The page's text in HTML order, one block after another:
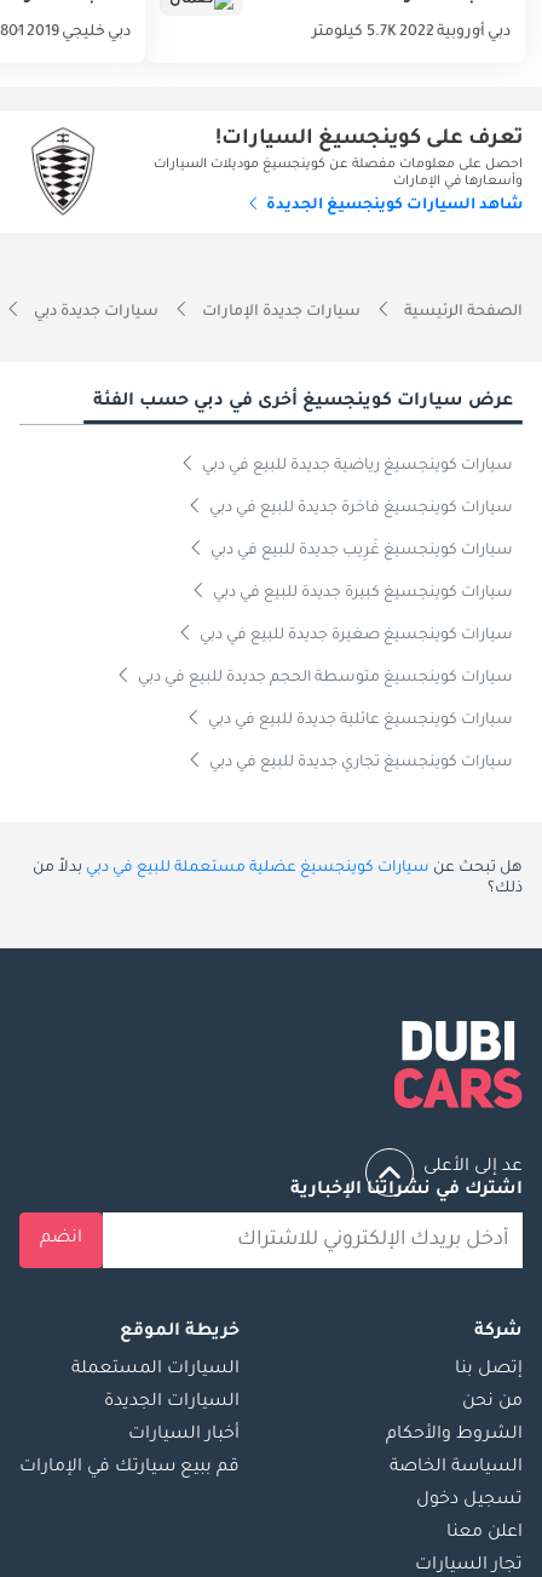
دبي أوروبية 20225.7K كيلومتر دبي خليجي 2019 801 كيلومتر
تعرف على كوينجسيغ السيارات!
احصل على معلومات مفصلة عن كوينجسيغ موديلات السيارات
وأسعارها في الإمارات
شاهد السيارات كوينجسيغ الجديدة
الصفحة الرئيسية سيارات جديدة الإمارات سيارات جديدة دبي
عرض سيارات كوينجسيغ أخرى في دبي حسب الفئة
سيارات كوينجسيغ رياضية جديدة للبيع في دبي
سيارات كوينجسيغ فاخرة جديدة للبيع في دبي
سيارات كوينجسيغ غَرِيب جديدة للبيع في دبي
سيارات كوينجسيغ كبيرة جديدة للبيع في دبي
سيارات كوينجسيغ صغيرة جديدة للبيع في دبي
سيارات كوينجسيغ متوسطة الحجم جديدة للبيع في دبي
سيارات كوينجسيغ عائلية جديدة للبيع في دبي
سيارات كوينجسيغ تجاري جديدة للبيع في دبي
هل تبحث عن سيارات كوينجسيغ عضلية مستعملة للبيع في دبي بدلاً من
ذلك؟
عد إلى الأعلى
اشترك في نشراتنا الإخبارية
انضم
شركة
إتصل بنا
من نحن
الشروط والأحكام
السياسة الخاصة
تسجيل دخول
اعلن معنا
تجار السيارات
خريطة الموقع
السيارات المستعملة
السيارات الجديدة
أخبار السيارات
قم ببيع سيارتك في الإمارات